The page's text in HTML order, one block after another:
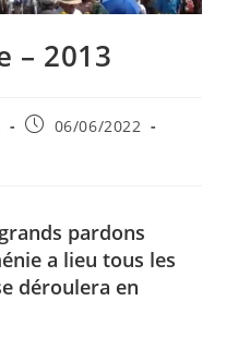
– 2013
06/06/2022
pardons
a lieu tous les
déroulera en